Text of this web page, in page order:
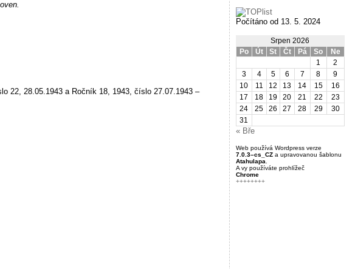
22, 28.05.1943 a Ročník 18, 1943, číslo 27.07.1943 –
Počítáno od 13. 5. 2024
Srpen 2026
Po
Út St Čt Pá So
Ne
1
2
3
4 5 6 7 8
9
10
11 12 13 14 15
16
17
18 19 20 21 22
23
24
25 26 27 28 29
30
31
« Bře
Web používá Wordpress verze
7.0.3–cs_CZa upravovanou šablonu
Atahulapa
A vy používáte prohlížeč
Chrome
++++++++